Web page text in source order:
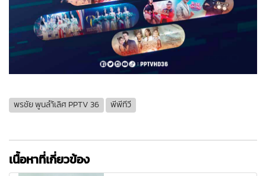
พรชัย พูนลำ้เลิศ PPTV 36 พีพีทีวี
เนื้อหาที่เกี่ยวข้อง